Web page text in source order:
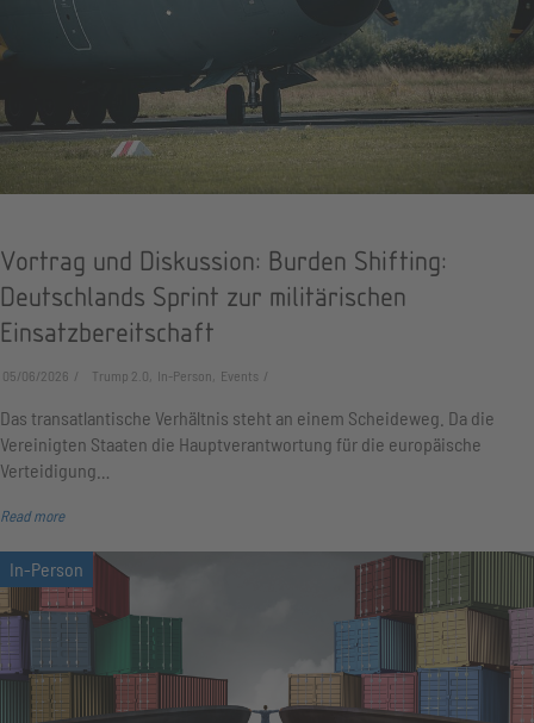
Vortrag und Diskussion: Burden Shifting:
Deutschlands Sprint zur militärischen
Einsatzbereitschaft
05/06/2026 Trump 2.0, In-Person, Events
Das transatlantische Verhältnis steht an einem Scheideweg. Da die
Vereinigten Staaten die Hauptverantwortung für die europäische
Verteidigung…
Read more